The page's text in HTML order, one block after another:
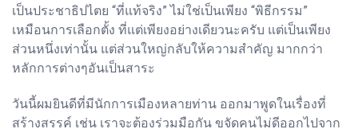
เป็นประชาธิปไตย “ที่แท้จริง” ไม่ใช่เป็นเพียง “พิธีกรรม”
เหมือนการเลือกตั้ง ที่แต่เพียงอย่างเดียวนะครับ แต่เป็นเพียง
ส่วนหนึ่งเท่านั้น แต่ส่วนใหญ่กลับให้ความสำคัญ มากกว่า
หลักการต่างๆอันเป็นสาระ
วันนี้ผมยินดีที่มีนักการเมืองหลายท่าน ออกมาพูดในเรื่องที่
สร้างสรรค์ เช่น เราจะต้องร่วมมือกัน ขจัดคนไม่ดีออกไปจาก